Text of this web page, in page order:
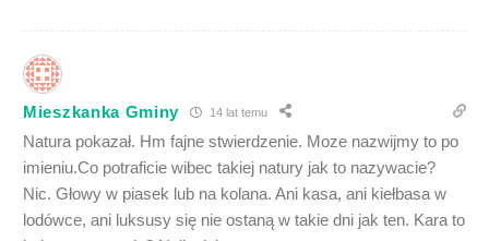
Mieszkanka Gminy 14 lat temu
Natura pokazał. Hm fajne stwierdzenie. Moze nazwijmy to po
imieniu.Co potraficie wibec takiej natury jak to nazywacie?
Nic. Głowy w piasek lub na kolana. Ani kasa, ani kiełbasa w
lodówce, ani luksusy się nie ostaną w takie dni jak ten. Kara to